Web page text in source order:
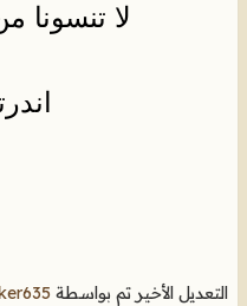
لا تنسونا
التعديل الأخير تم بواسطة